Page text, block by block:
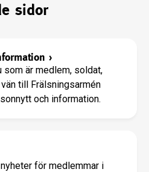
sidor
›
som är medlem, soldat,
till Frälsningsarmén
och information.
för medlemmar i